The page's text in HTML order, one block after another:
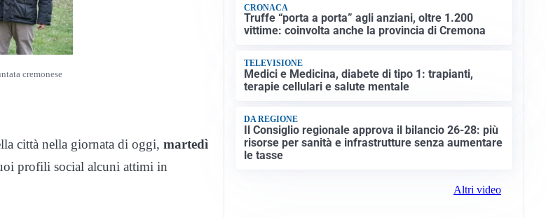
cremonese
città nella giornata di oggi, martedì
profili social alcuni attimi in
CRONACA
Truffe “porta a porta” agli anziani, oltre 1.200
vittime: coinvolta anche la provincia di Cremona
TELEVISIONE
Medici e Medicina, diabete di tipo 1: trapianti,
terapie cellulari e salute mentale
DA REGIONE
Il Consiglio regionale approva il bilancio 26-28: più
risorse per sanità e infrastrutture senza aumentare
le tasse
Altri video